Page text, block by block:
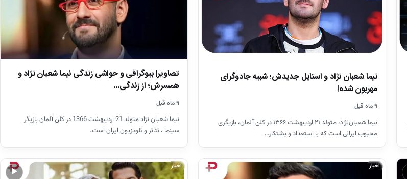
نیما شعبان نژاد و استایل جدیدش؛ شبیه جادوگرای
مهربون شده!
۹ ماه قبل
نیما شعبان‌نژاد، متولد ۲۱ اردیبهشت ۱۳۶۶ در کلن آلمان، بازیگری
محبوب ایرانی است که با استعداد و پشتکار…
تصاویر| بیوگرافی و حواشی زندگی نیما شعبان نژاد و
همسرش؛ از زندگی…
۹ ماه قبل
نیما شعبان نژاد متولد 21 اردیبهشت 1366 در کلن آلمان بازیگر
سینما ، تئاتر و تلویزیون ایران است.
اخبار
▶
اخبار